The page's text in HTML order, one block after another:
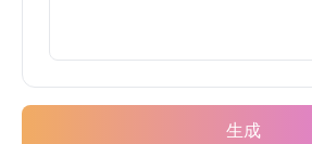
Male @SilentNova
生成